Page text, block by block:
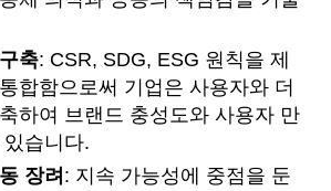
축: CSR, SDG, ESG 원칙을 제
합함으로써 기업은 사용자와 더
하여 브랜드 충성도와 사용자 만
습니다.
장려 : 지속 가능성에 중점을 둔